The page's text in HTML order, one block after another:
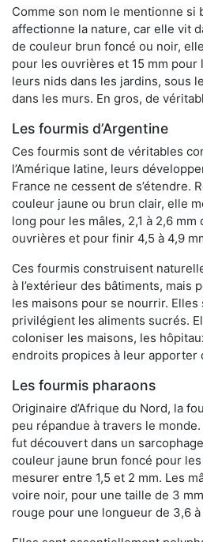
Comme son nom le mentionne si
affectionne la nature, car elle vit
de couleur brun foncé ou noir,
pour les ouvrières et 15 mm
leurs nids dans les jardins, sous
dans les murs. En gros, de
Les fourmis d’Argentine
Ces fourmis sont de véritables
l’Amérique latine, leurs
France ne cessent de s’étendre.
couleur jaune ou brun clair, elle
long pour les mâles, 2,1 à 2,6
ouvrières et pour finir 4,5 à 4,9
Ces fourmis construisent
à l’extérieur des bâtiments, mais
les maisons pour se nourrir.
privilégient les aliments sucrés.
coloniser les maisons, les
endroits propices à leur apporter
Les fourmis pharaons
Originaire d’Afrique du Nord, la
peu répandue à travers le
fut découvert dans un
couleur jaune brun foncé pour
mesurer entre 1,5 et 2 mm. Les
voire noir, pour une taille de 3
rouge pour une longueur de 3,6 à